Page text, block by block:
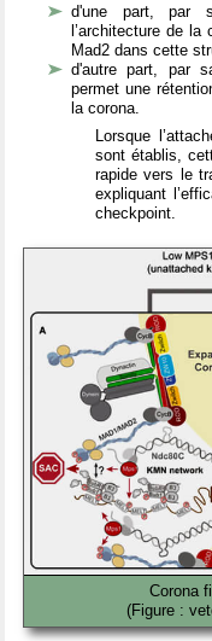
d'une part, par
l’architecture de
Mad2 dans cette
d'autre part, par
permet une
la corona
Lorsque
sont établis,
rapide vers le
expliquant
checkpoint.
Corona
(Figure :